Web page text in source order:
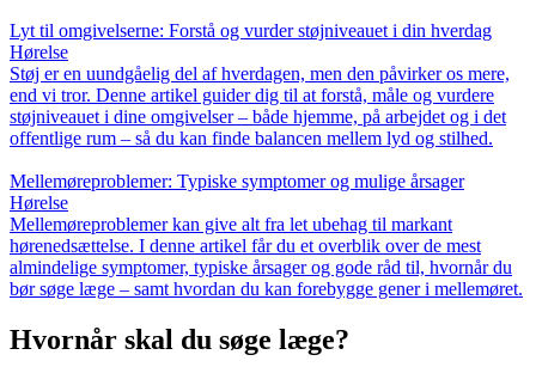
Lyt til omgivelserne: Forstå og vurder støjniveauet i din hverdag
Hørelse
Støj er en uundgåelig del af hverdagen, men den påvirker os mere,
end vi tror. Denne artikel guider dig til at forstå, måle og vurdere
støjniveauet i dine omgivelser – både hjemme, på arbejdet og i det
offentlige rum – så du kan finde balancen mellem lyd og stilhed.
Mellemøreproblemer: Typiske symptomer og mulige årsager
Hørelse
Mellemøreproblemer kan give alt fra let ubehag til markant
hørenedsættelse. I denne artikel får du et overblik over de mest
almindelige symptomer, typiske årsager og gode råd til, hvornår du
bør søge læge – samt hvordan du kan forebygge gener i mellemøret.
Hvornår skal du søge læge?